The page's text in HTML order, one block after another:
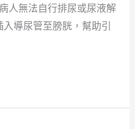
人無法自行排尿或尿液解
導尿管至膀胱，幫助引